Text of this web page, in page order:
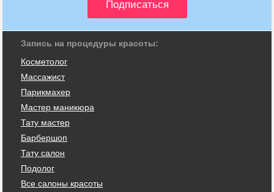
Запись на процедуры красоты:
Косметолог
Массажист
Парикмахер
Мастер маникюра
Тату мастер
Барбершоп
Тату салон
Подолог
Все салоны красоты